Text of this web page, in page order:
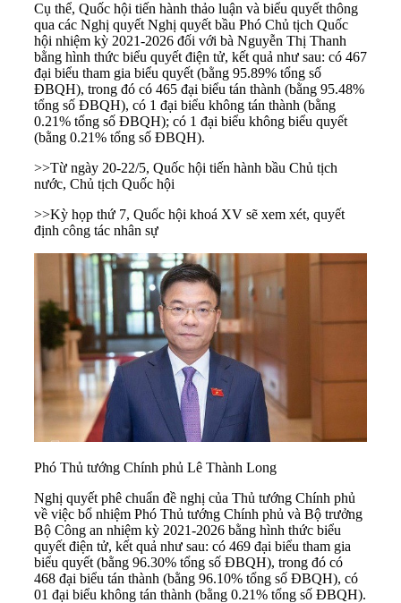
Cụ thể, Quốc hội tiến hành thảo luận và biểu quyết thông
qua các Nghị quyết Nghị quyết bầu Phó Chủ tịch Quốc
hội nhiệm kỳ 2021-2026 đối với bà Nguyễn Thị Thanh
bằng hình thức biểu quyết điện tử, kết quả như sau: có 467
đại biểu tham gia biểu quyết (bằng 95.89% tổng số
ĐBQH), trong đó có 465 đại biểu tán thành (bằng 95.48%
tổng số ĐBQH), có 1 đại biểu không tán thành (bằng
0.21% tổng số ĐBQH); có 1 đại biểu không biểu quyết
(bằng 0.21% tổng số ĐBQH).
>>Từ ngày 20-22/5, Quốc hội tiến hành bầu Chủ tịch
nước, Chủ tịch Quốc hội
>>Kỳ họp thứ 7, Quốc hội khoá XV sẽ xem xét, quyết
định công tác nhân sự
Phó Thủ tướng Chính phủ Lê Thành Long
Nghị quyết phê chuẩn đề nghị của Thủ tướng Chính phủ
về việc bổ nhiệm Phó Thủ tướng Chính phủ và Bộ trưởng
Bộ Công an nhiệm kỳ 2021-2026 bằng hình thức biểu
quyết điện tử, kết quả như sau: có 469 đại biểu tham gia
biểu quyết (bằng 96.30% tổng số ĐBQH), trong đó có
468 đại biểu tán thành (bằng 96.10% tổng số ĐBQH), có
01 đại biểu không tán thành (bằng 0.21% tổng số ĐBQH).